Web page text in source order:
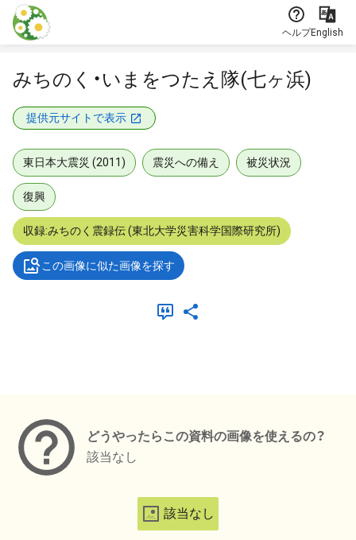
本文に飛ぶ
ヘルプEnglish
みちのく・いまをつたえ隊(七ヶ浜)
提供元サイトで表示
東日本大震災 (2011) 震災への備え 被災状況
復興
収録:みちのく震録伝 (東北大学災害科学国際研究所)
この画像に似た画像を探す
どうやったらこの資料の画像を使えるの？
該当なし
該当なし